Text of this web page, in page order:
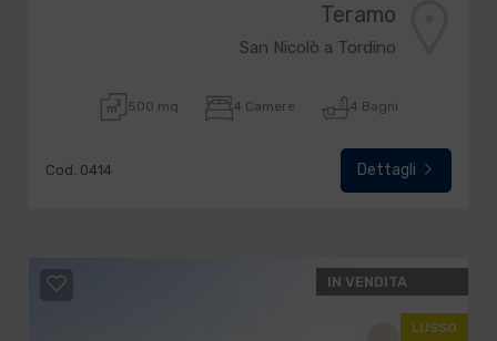
Teramo
San Nicolò a Tordino
500 mq 4 Camere 4 Bagni
Cod. 0414 Dettagli
IN VENDITA
LUSSO